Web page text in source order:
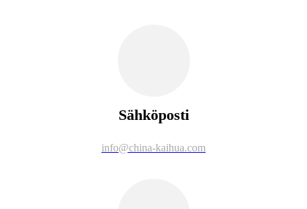
Sähköposti
info@china-kaihua.com